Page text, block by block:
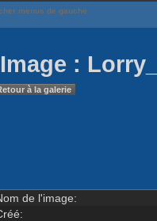
menus de gauche
Image :
à la galerie
de l'image: